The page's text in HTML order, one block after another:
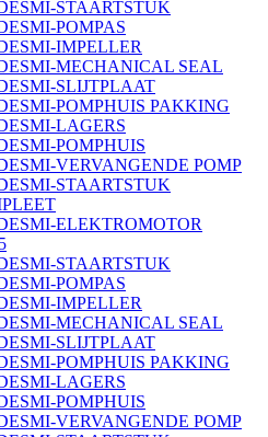
STAARTSTUK
POMPAS
IMPELLER
MECHANICAL SEAL
SLIJTPLAAT
POMPHUIS PAKKING
LAGERS
POMPHUIS
VERVANGENDE POMP
STAARTSTUK
ELEKTROMOTOR
STAARTSTUK
POMPAS
IMPELLER
MECHANICAL SEAL
SLIJTPLAAT
POMPHUIS PAKKING
LAGERS
POMPHUIS
VERVANGENDE POMP